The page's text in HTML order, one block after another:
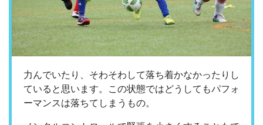
力んでいたり、そわそわして落ち着かなかったりし
ていると思います。この状態ではどうしてもパフォ
ーマンスは落ちてしまうもの。